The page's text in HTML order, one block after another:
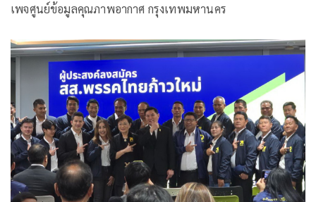
เพจศูนย์ข้อมูลคุณภาพอากาศ กรุงเทพมหานคร